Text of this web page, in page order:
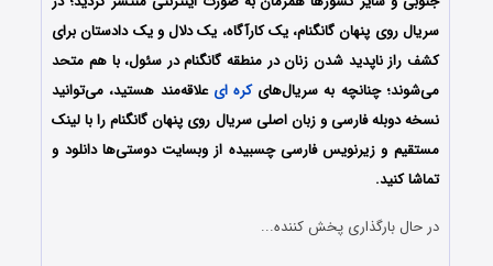
سریال روی پنهان گانگنام، یک کارآگاه، یک دلال و یک دادستان برای
کشف راز ناپدید شدن زنان در منطقه گانگنام در سئول، با هم متحد
می‌شوند؛ چنانچه به سریال‌هایکره ای علاقه‌مند هستید، می‌توانید
نسخه دوبله فارسی و زبان اصلی سریال روی پنهان گانگنام را با لینک
مستقیم و زیرنویس فارسی چسبیده از وبسایت دوستی‌ها دانلود و
تماشا کنید.
در حال بارگذاری پخش کننده...